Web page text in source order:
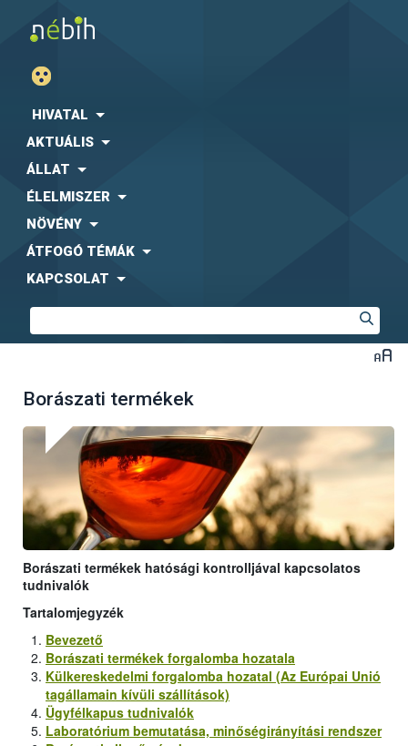
HIVATAL
AKTUÁLIS
ÁLLAT
ÉLELMISZER
NÖVÉNY
ÁTFOGÓ TÉMÁK
KAPCSOLAT
Borászati termékek
Borászati termékek hatósági kontrolljával kapcsolatos
tudnivalók
Tartalomjegyzék
Bevezető
Borászati termékek forgalomba hozatala
Külkereskedelmi forgalomba hozatal (Az Európai Unió
tagállamain kívüli szállítások)
Ügyfélkapus tudnivalók
Laboratórium bemutatása, minőségirányítási rendszer